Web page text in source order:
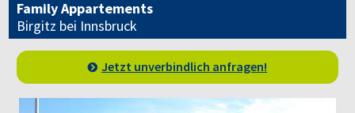
Family Appartements
Birgitz bei Innsbruck
Jetzt unverbindlich anfragen!